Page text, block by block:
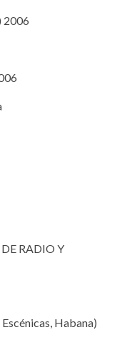
2006
RADIO Y
Habana)